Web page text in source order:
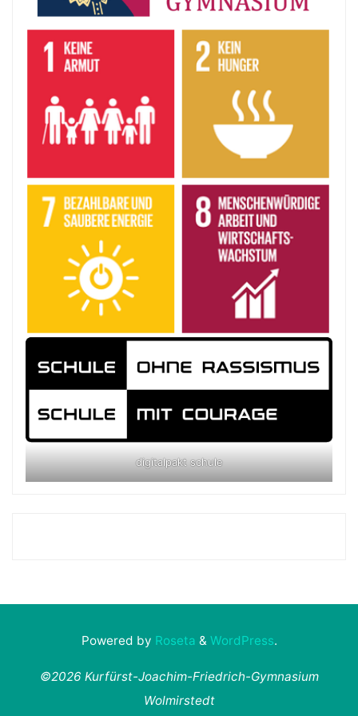
digitalpakt schule
Powered by Roseta & WordPress.
©2026 Kurfürst-Joachim-Friedrich-Gymnasium
Wolmirstedt